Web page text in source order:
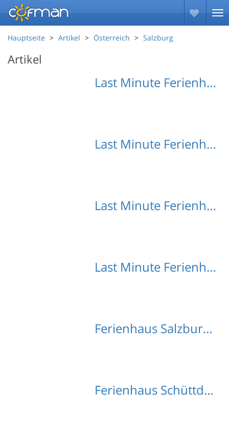
Hauptseite Artikel Österreich Salzburg
Artikel
Last Minute Ferienhäuser Unterbairdorf
Last Minute Ferienhäuser Vorderwaldberg
Last Minute Ferienhäuser Wengerberg
Last Minute Ferienhäuser Winklerdorfl
Ferienhaus Salzburg mit Hund
Ferienhaus Schüttdorf mit Hund